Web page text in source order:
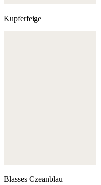
Kupferfeige
Blasses Ozeanblau